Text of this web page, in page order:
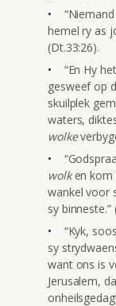
hemel ry as
(Dt.33:26).
“En Hy
gesweef op
skuilplek
waters,
wolke
wolken kom
wankel voor
sy binneste.”
“Kyk, soos
sy
want ons is
Jerusalem,